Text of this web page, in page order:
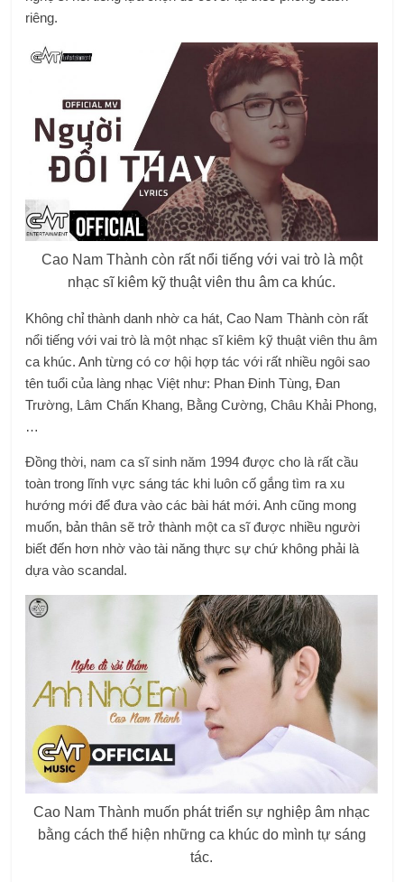
riêng.
Cao Nam Thành còn rất nổi tiếng với vai trò là một
nhạc sĩ kiêm kỹ thuật viên thu âm ca khúc.
Không chỉ thành danh nhờ ca hát, Cao Nam Thành còn rất
nổi tiếng với vai trò là một nhạc sĩ kiêm kỹ thuật viên thu âm
ca khúc. Anh từng có cơ hội hợp tác với rất nhiều ngôi sao
tên tuổi của làng nhạc Việt như: Phan Đinh Tùng, Đan
Trường, Lâm Chấn Khang, Bằng Cường, Châu Khải Phong,
…
Đồng thời, nam ca sĩ sinh năm 1994 được cho là rất cầu
toàn trong lĩnh vực sáng tác khi luôn cố gắng tìm ra xu
hướng mới để đưa vào các bài hát mới. Anh cũng mong
muốn, bản thân sẽ trở thành một ca sĩ được nhiều người
biết đến hơn nhờ vào tài năng thực sự chứ không phải là
dựa vào scandal.
Cao Nam Thành muốn phát triển sự nghiệp âm nhạc
bằng cách thể hiện những ca khúc do mình tự sáng
tác.